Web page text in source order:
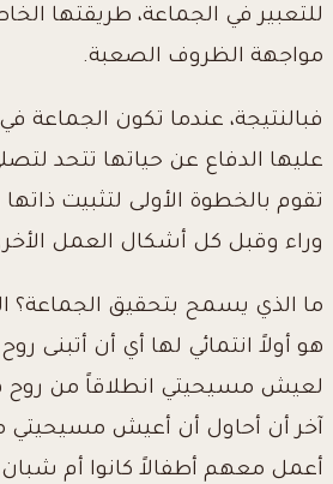
للتعبير في الجماعة، طريقتها
مواجهة الظروف الصعبة.
فبالنتيجة، عندما تكون
عليها الدفاع عن حياتها تتحد
تقوم بالخطوة الأولى لتثبيت
وراء وقبل كل أشكال العمل
ما الذي يسمح بتحقيق الجماعة؟
هو أولاً انتمائي لها أي أن أتبنى
لعيش مسيحيتي انطلاقاً من روح
آخر أن أحاول أن أعيش
أعمل معهم أطفالاً كانوا أم